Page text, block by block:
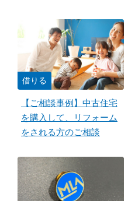
借りる
【ご相談事例】中古住宅
を購入して、リフォーム
をされる方のご相談